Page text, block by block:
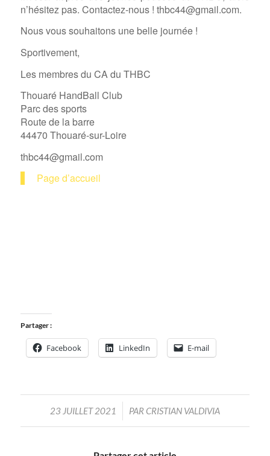
n’hésitez pas. Contactez-nous ! thbc44@gmail.com.
Nous vous souhaitons une belle journée !
Sportivement,
Les membres du CA du THBC
Thouaré HandBall Club
Parc des sports
Route de la barre
44470 Thouaré-sur-Loire
thbc44@gmail.com
Page d’accueil
Partager :
Facebook LinkedIn E-mail
23 JUILLET 2021
/ PARCRISTIAN VALDIVIA